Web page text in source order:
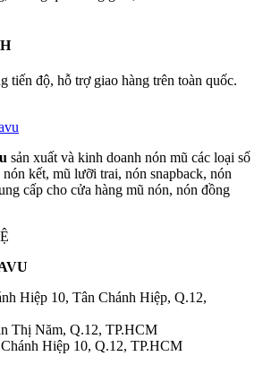
tiến độ, hỗ trợ giao hàng trên toàn quốc.
sản xuất và kinh doanh nón mũ các loại số
kết, mũ lưỡi trai, nón snapback, nón
cấp cho cửa hàng mũ nón, nón đồng
Hiệp 10, Tân Chánh Hiệp, Q.12,
Thị Năm, Q.12, TP.HCM
Hiệp 10, Q.12, TP.HCM